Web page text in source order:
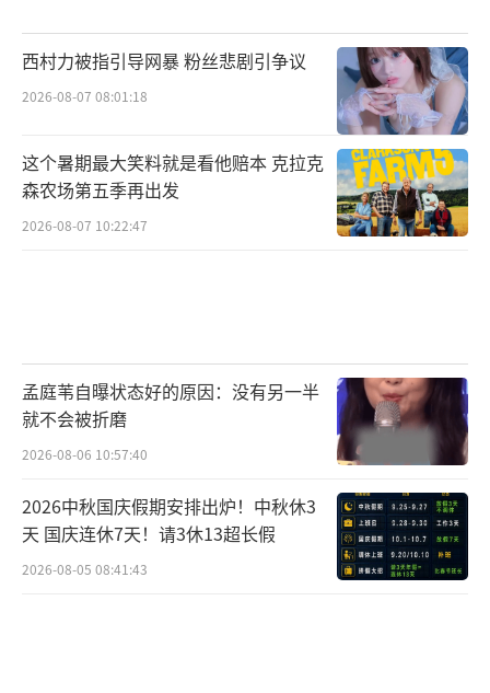
西村力被指引导网暴 粉丝悲剧引争议
2026-08-07 08:01:18
这个暑期最大笑料就是看他赔本 克拉克
森农场第五季再出发
2026-08-07 10:22:47
孟庭苇自曝状态好的原因：没有另一半
就不会被折磨
2026-08-06 10:57:40
2026中秋国庆假期安排出炉！中秋休3
天 国庆连休7天！请3休13超长假
2026-08-05 08:41:43